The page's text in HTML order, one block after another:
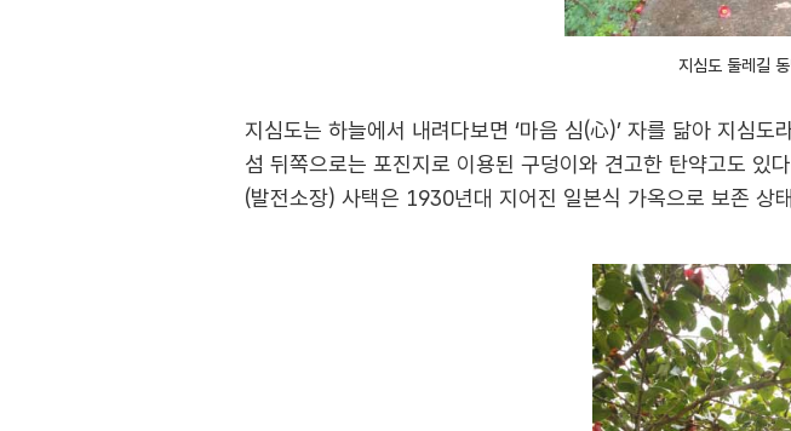
지심도 둘레길
지심도는 하늘에서 내려다보면 ‘마음 심(心)’ 자를 닮아 지심
섬 뒤쪽으로는 포진지로 이용된 구덩이와 견고한 탄약고도 있
(발전소장) 사택은 1930년대 지어진 일본식 가옥으로 보존 상